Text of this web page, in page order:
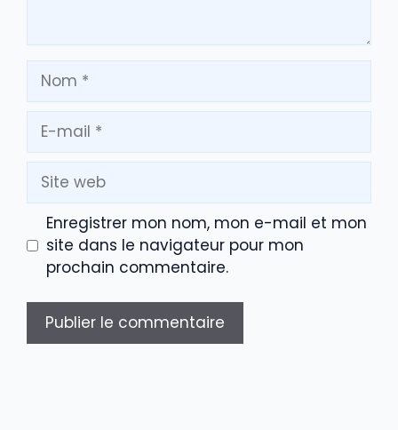
Nom
mail
Site
web
Enregistrer mon nom, mon e-mail et mon
site dans le navigateur pour mon
prochain commentaire.